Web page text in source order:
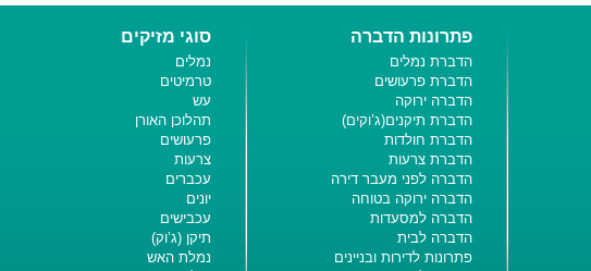
פתרונות הדברה
הדברת נמלים
הדברת פרעושים
הדברה ירוקה
הדברת תיקנים(ג’וקים)
הדברת חולדות
הדברת צרעות
הדברה לפני מעבר דירה
הדברה ירוקה בטוחה
הדברה למסעדות
הדברה לבית
פתרונות לדירות ובניינים
סוגי מזיקים
נמלים
טרמיטים
עש
תהלוכן האורן
פרעושים
צרעות
עכברים
יונים
עכבישים
תיקן (ג’וק)
נמלת האש